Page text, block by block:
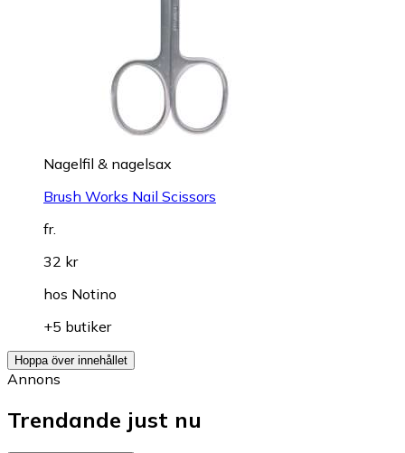
Nagelfil & nagelsax
Brush Works Nail Scissors
fr.
32 kr
hos Notino
+5 butiker
Hoppa över innehållet
Annons
Trendande just nu